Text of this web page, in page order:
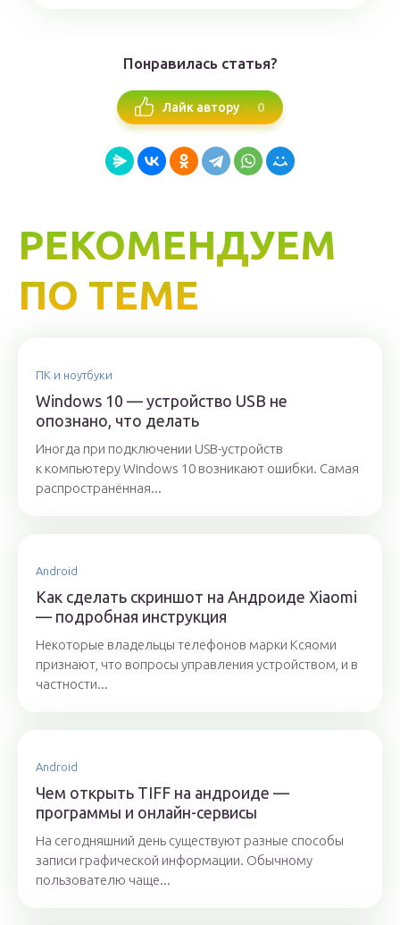
Понравилась статья?
Лайк автору 0
РЕКОМЕНДУЕМ
ПО ТЕМЕ
ПК и ноутбуки
Windows 10 — устройство USB не
опознано, что делать
Иногда при подключении USB-устройств
к компьютеру Windows 10 возникают ошибки. Самая
распространённая...
Android
Как сделать скриншот на Андроиде Xiaomi
— подробная инструкция
Некоторые владельцы телефонов марки Ксяоми
признают, что вопросы управления устройством, и в
частности...
Android
Чем открыть TIFF на андроиде —
программы и онлайн-сервисы
На сегодняшний день существуют разные способы
записи графической информации. Обычному
пользователю чаще...